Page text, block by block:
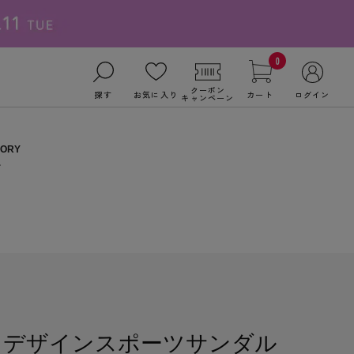
探す お気に入り クーポン
キャンペーン
0
カート ログイン
ザインスポーツサンダル